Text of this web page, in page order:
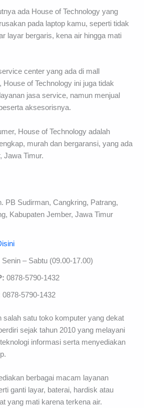
ada House of Technology yang
pada laptop kamu, seperti tidak
layar bergaris, kena air hingga mati
center yang ada di mall
of Technology ini juga tidak
jasa service, namun menjual
aksesorisnya.
House of Technology adalah
murah dan bergaransi, yang ada
Jawa Timur.
PB Sudirman, Cangkring, Patrang,
Kabupaten Jember, Jawa Timur
Senin – Sabtu (09.00-17.00)
0878-5790-1432
0878-5790-1432
salah satu toko komputer yang dekat
sejak tahun 2010 yang melayani
informasi serta menyediakan
berbagai macam layanan
ganti layar, baterai, hardisk atau
yang mati karena terkena air.